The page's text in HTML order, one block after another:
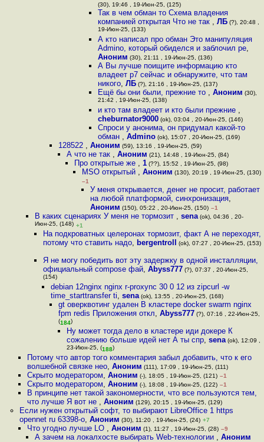
(30), 19:46 , 19-Июн-25, (125)
Так в чем обман то Схема владения
компанией открытая Что не так , ЛБ(?), 20:48 ,
19-Июн-25, (133)
А кто написал про обман Это манипуляция
Admino, который обиделся и заблочил ре,
Аноним (30), 21:11 , 19-Июн-25, (136)
А Вы лучше поищите информацию кто
владеет р7 сейчас и обнаружите, что там
никого, ЛБ(?), 21:16 , 19-Июн-25, (137)
Ещё бы они были, прежние то , Аноним (30),
21:42 , 19-Июн-25, (138)
и кто там владеет и кто были прежние ,
cheburnator9000(ok), 03:04 , 20-Июн-25, (146)
Спроси у анонима, он придумал какой-то
обман , Admino(ok), 15:07 , 20-Июн-25, (169)
128522 ,Аноним (59), 13:16 , 19-Июн-25, (59)
А что не так , Аноним (21), 14:48 , 19-Июн-25, (84)
Про открытые же , 1(??), 15:52 , 19-Июн-25, (98)
MSO открытый ,Аноним (130), 20:19 , 19-Июн-25, (130)
–1
У меня открывается, денег не просит, работает
на любой платформой, синхронизация,
Аноним (150), 05:22 , 20-Июн-25, (150) –1
В каких сценариях У меня не тормозит ,sena (ok), 04:36 , 20-
Июн-25, (148) +1
На подкроватных целеронах тормозит, факт А не переходят,
потому что ставить надо, bergentroll (ok), 07:27 , 20-Июн-25, (153)
Я не могу победить вот эту задержку в одной инсталляции,
официальный compose фай, Abyss777(?), 07:37 , 20-Июн-25,
(154)
debian 12nginx nginx r-proxync 30 0 12 из zipcurl -w
time_starttransfer ti, sena(ok), 13:55 , 20-Июн-25, (168)
gt оверквотинг удален В кластере docker swarm nginx
fpm redis Приложения откл,Abyss777 (?), 07:16 , 22-Июн-25,
(184)
Ну может тогда дело в кластере иди докере К
сожалению больше идей нет А ты спр, sena(ok), 12:09 ,
23-Июн-25, (188)
Потому что автор того комментария забыл добавить, что к его
волшебной связке нео, Аноним (111), 17:09 , 19-Июн-25, (111)
Скрыто модератором, Аноним (-), 18:05 , 19-Июн-25, (121) –1
Скрыто модератором, Аноним (-), 18:08 , 19-Июн-25, (122) –1
В принципе нет такой закономерности, что все пользуются тем,
что лучше Я вот не , Аноним (129), 20:15 , 19-Июн-25, (129)
Если нужен открытый софт, то выбирают LibreOffice 1 https
opennet ru 63398-o, Аноним (30), 11:20 , 19-Июн-25, (24) +7
Что угодно лучше LO , Аноним (1), 11:27 , 19-Июн-25, (28) –9
А зачем на локалхосте выбирать Web-технологии ,Аноним